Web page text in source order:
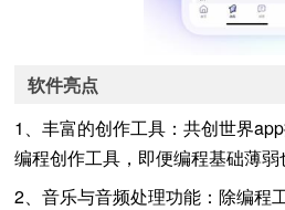
软件亮点
1、丰富的创作工具：共创世界
编程创作工具，即便编程基础薄弱
2、音乐与音频处理功能：除编程